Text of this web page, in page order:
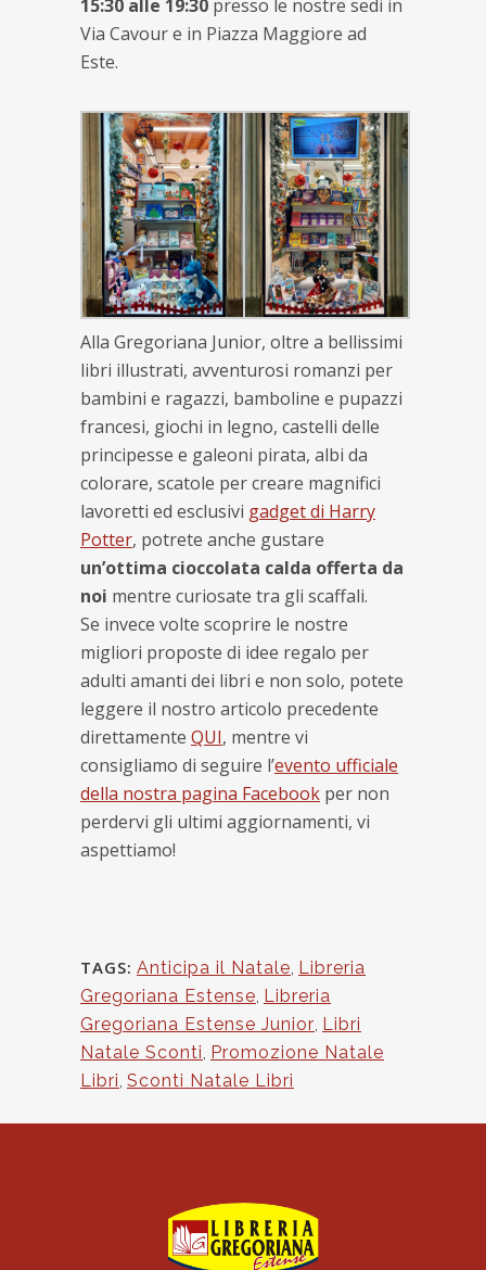
15:30 alle 19:30 presso le nostre sedi in
Via Cavour e in Piazza Maggiore ad
Este.
Alla Gregoriana Junior, oltre a bellissimi
libri illustrati, avventurosi romanzi per
bambini e ragazzi, bamboline e pupazzi
francesi, giochi in legno, castelli delle
principesse e galeoni pirata, albi da
colorare, scatole per creare magnifici
lavoretti ed esclusivi gadget di Harry
Potter, potrete anche gustare
un’ottima cioccolata calda offerta da
noi mentre curiosate tra gli scaffali.
Se invece volte scoprire le nostre
migliori proposte di idee regalo per
adulti amanti dei libri e non solo, potete
leggere il nostro articolo precedente
direttamente QUI, mentre vi
consigliamo di seguire l’evento ufficiale
della nostra pagina Facebook per non
perdervi gli ultimi aggiornamenti, vi
aspettiamo!
TAGS: Anticipa il Natale, Libreria
Gregoriana Estense, Libreria
Gregoriana Estense Junior, Libri
Natale Sconti, Promozione Natale
Libri, Sconti Natale Libri